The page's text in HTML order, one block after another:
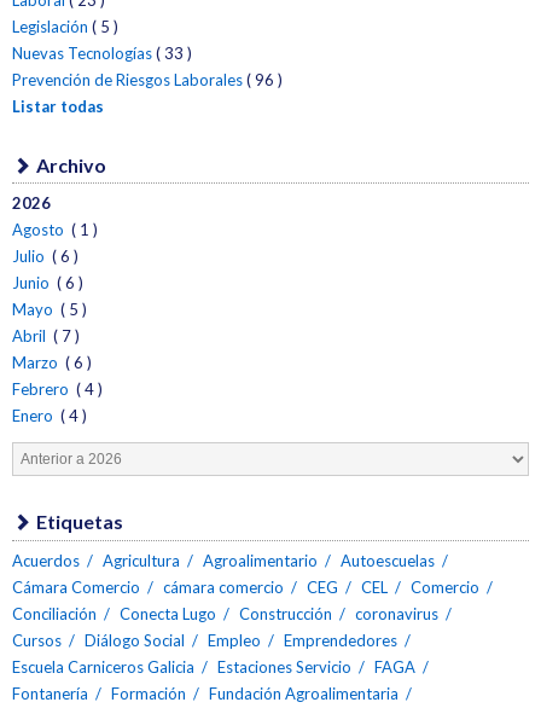
Legislación ( 5 )
Nuevas Tecnologías( 33 )
Prevención de Riesgos Laborales( 96 )
Listar todas
Archivo
2026
Agosto ( 1 )
Julio ( 6 )
Junio ( 6 )
Mayo ( 5 )
Abril ( 7 )
Marzo ( 6 )
Febrero ( 4 )
Enero ( 4 )
Etiquetas
Acuerdos Agricultura Agroalimentario
Autoescuelas
Cámara Comercio
cámara comercio CEG CEL
Comercio
Conciliación
Conecta Lugo Construcción
coronavirus
Cursos
Diálogo Social Empleo
Emprendedores
Escuela Carniceros Galicia
Estaciones Servicio
FAGA
Fontanería
Formación Fundación Agroalimentaria